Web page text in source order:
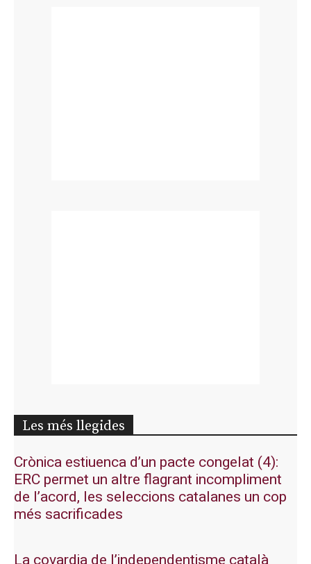
Les més llegides
Crònica estiuenca d’un pacte congelat (4):
ERC permet un altre flagrant incompliment
de l’acord, les seleccions catalanes un cop
més sacrificades